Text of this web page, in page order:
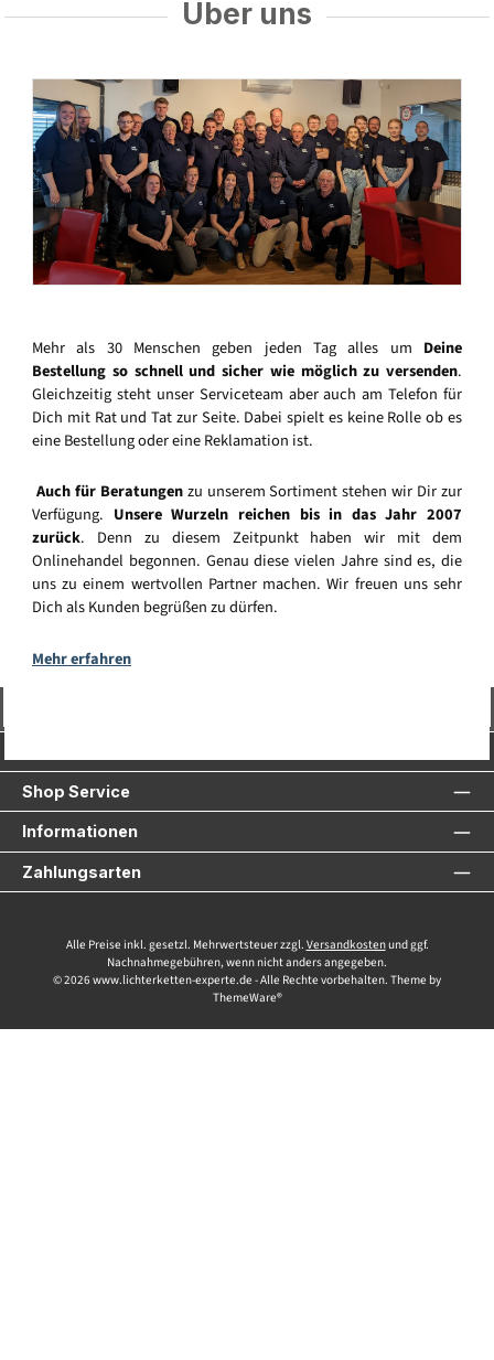
Über uns
Mehr als 30 Menschen geben jeden Tag alles um Deine
Bestellung so schnell und sicher wie möglich zu versenden.
Gleichzeitig steht unser Serviceteam aber auch am Telefon für
Dich mit Rat und Tat zur Seite. Dabei spielt es keine Rolle ob es
eine Bestellung oder eine Reklamation ist.
Auch für Beratungenzu unserem Sortiment stehen wir Dir zur
Verfügung. Unsere Wurzeln reichen bis in das Jahr 2007
zurück. Denn zu diesem Zeitpunkt haben wir mit dem
Onlinehandel begonnen. Genau diese vielen Jahre sind es, die
uns zu einem wertvollen Partner machen. Wir freuen uns sehr
Dich als Kunden begrüßen zu dürfen.
Mehr erfahren
Shop Service
Informationen
Zahlungsarten
Alle Preise inkl. gesetzl. Mehrwertsteuer zzgl. Versandkostenund ggf.
Nachnahmegebühren, wenn nicht anders angegeben.
© 2026 www.lichterketten-experte.de - Alle Rechte vorbehalten. Theme by
ThemeWare®